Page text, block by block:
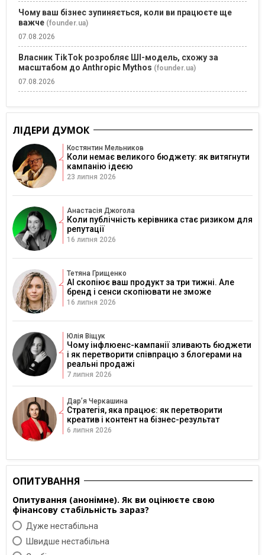
Чому ваш бізнес зупиняється, коли ви працюєте ще
важче (founder.ua)
07.08.2026
Власник TikTok розробляє ШІ-модель, схожу за
масштабом до Anthropic Mythos (founder.ua)
07.08.2026
ЛІДЕРИ ДУМОК
Костянтин Мельников
Коли немає великого бюджету: як витягнути
кампанію ідеєю
23 липня 2026
Анастасія Джогола
Коли публічність керівника стає ризиком для
репутації
16 липня 2026
Тетяна Грищенко
AI скопіює ваш продукт за три тижні. Але
бренд і сенси скопіювати не зможе
16 липня 2026
Юлія Віщук
Чому інфлюенс-кампанії зливають бюджети
і як перетворити співпрацю з блогерами на
реальні продажі
7 липня 2026
Дарʼя Черкашина
Стратегія, яка працює: як перетворити
креатив і контент на бізнес-результат
6 липня 2026
ОПИТУВАННЯ
Опитування (анонімне). Як ви оцінюєте свою
фінансову стабільність зараз?
Дуже нестабільна
Швидше нестабільна